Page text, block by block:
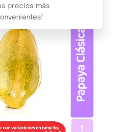
precios más